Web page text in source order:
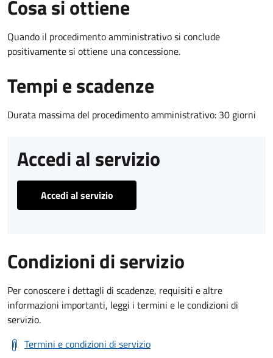
Cosa si ottiene
Quando il procedimento amministrativo si conclude
positivamente si ottiene una concessione.
Tempi e scadenze
Durata massima del procedimento amministrativo: 30 giorni
Accedi al servizio
Accedi al servizio
Condizioni di servizio
Per conoscere i dettagli di scadenze, requisiti e altre
informazioni importanti, leggi i termini e le condizioni di
servizio.
Termini e condizioni di servizio